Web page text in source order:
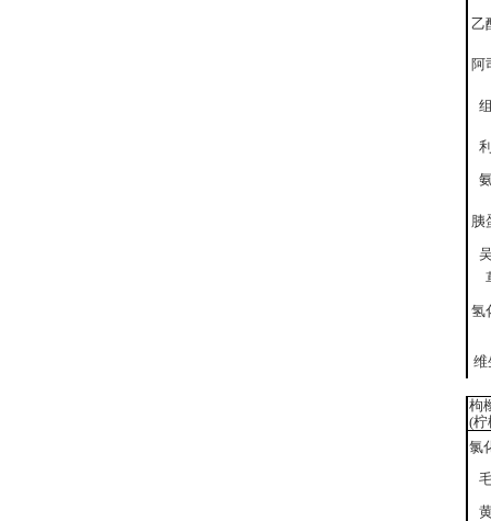
乙
阿
胰
氢
维
枸
(
氯